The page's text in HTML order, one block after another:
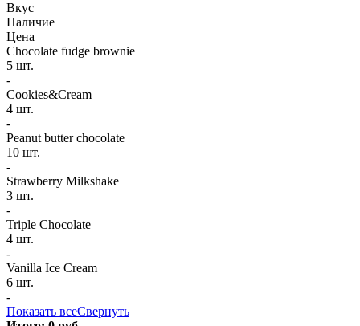
Вкус
Наличие
Цена
Chocolate fudge brownie
5 шт.
-
Cookies&Cream
4 шт.
-
Peanut butter chocolate
10 шт.
-
Strawberry Milkshake
3 шт.
-
Triple Chocolate
4 шт.
-
Vanilla Ice Cream
6 шт.
-
Показать всеСвернуть